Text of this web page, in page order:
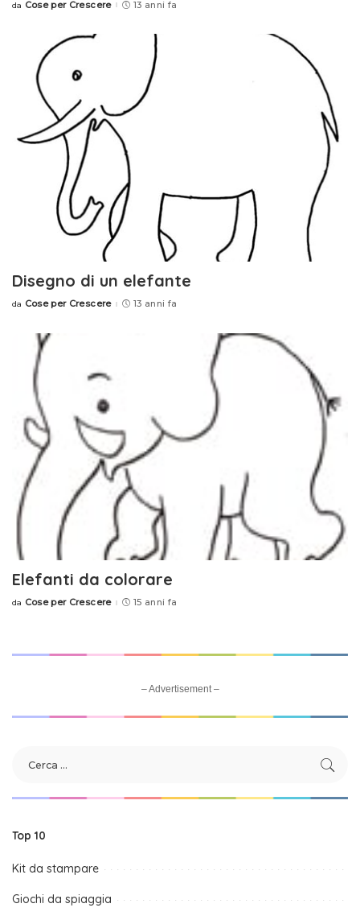
Posted
da Cose per Crescere 13 anni fa
Disegno di un elefante
Posted
da Cose per Crescere 13 anni fa
Elefanti da colorare
Posted
da Cose per Crescere 15 anni fa
– Advertisement –
Top 10
Kit da stampare
Giochi da spiaggia